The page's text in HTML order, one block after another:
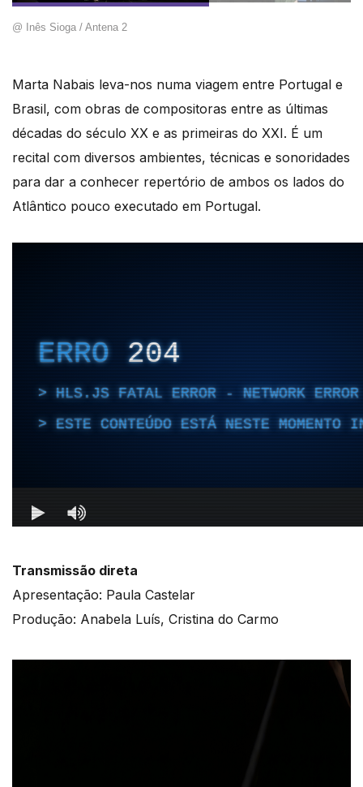
@ Inês Sioga / Antena 2
Marta Nabais leva-nos numa viagem entre Portugal e
Brasil, com obras de compositoras entre as últimas
décadas do século XX e as primeiras do XXI. É um
recital com diversos ambientes, técnicas e sonoridades
para dar a conhecer repertório de ambos os lados do
Atlântico pouco executado em Portugal.
Transmissão direta
Apresentação: Paula Castelar
Produção: Anabela Luís, Cristina do Carmo